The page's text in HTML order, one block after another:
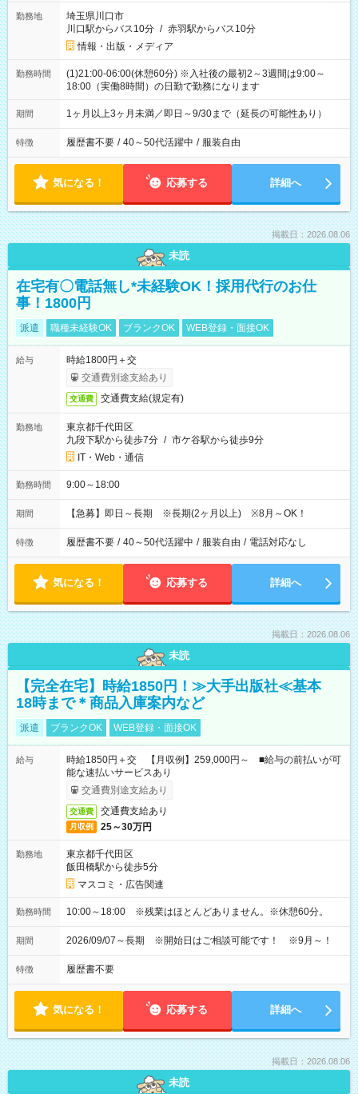
勤務地
埼玉県川口市
川口駅からバス10分 / 赤羽駅からバス10分
情報・出版・メディア
勤務時間
(1)21:00-06:00(休憩60分) ※入社後の最初2～3週間は9:00～
18:00（実働8時間）の日勤で勤務になります
期間 1ヶ月以上3ヶ月未満／即日～9/30まで（延長の可能性あり）
特徴 履歴書不要 / 40～50代活躍中 / 服装自由
気になる！ 応募する 詳細へ
掲載日：2026.08.06
未読
在宅有〇電話無し*未経験OK！採用代行のお仕
事！1800円
派遣 職種未経験OK ブランクOK WEB登録・面接OK
給与
時給1800円＋交
交通費別途支給あり
交通費 交通費支給(規定有)
勤務地
東京都千代田区
九段下駅から徒歩7分 / 市ケ谷駅から徒歩9分
IT・Web・通信
勤務時間 9:00～18:00
期間 【急募】即日～長期 ※長期(2ヶ月以上) ※8月～OK！
特徴 履歴書不要 / 40～50代活躍中 / 服装自由 / 電話対応なし
気になる！ 応募する 詳細へ
掲載日：2026.08.06
未読
【完全在宅】時給1850円！≫大手出版社≪基本
18時まで＊商品入庫案内など
派遣 ブランクOK WEB登録・面接OK
給与
時給1850円＋交 【月収例】259,000円～ ■給与の前払いが可
能な速払いサービスあり
交通費別途支給あり
交通費 交通費支給あり
月収例 25～30万円
勤務地
東京都千代田区
飯田橋駅から徒歩5分
マスコミ・広告関連
勤務時間 10:00～18:00 ※残業はほとんどありません。※休憩60分。
期間 2026/09/07～長期 ※開始日はご相談可能です！ ※9月～！
特徴 履歴書不要
気になる！ 応募する 詳細へ
掲載日：2026.08.06
未読